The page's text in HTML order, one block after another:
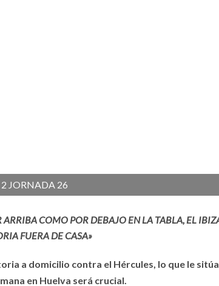
JORNADA 26
COMO POR DEBAJO EN LA TABLA, EL
FUERA DE CASA»
a domicilio contra el Hércules, lo que le
en Huelva será crucial.